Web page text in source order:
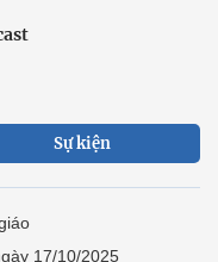
Sự kiện
17/10/2025